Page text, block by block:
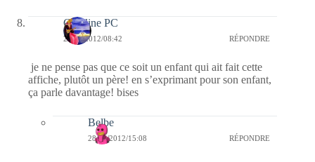
Caroline PC
28/01/2012/08:42 RÉPONDRE
je ne pense pas que ce soit un enfant qui ait fait cette
affiche, plutôt un père! en s’exprimant pour son enfant,
ça parle davantage! bises
Belbe
28/01/2012/15:08 RÉPONDRE